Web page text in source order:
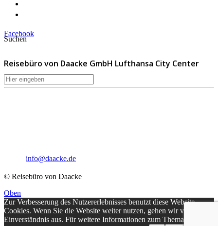
Suchen
Facebook
Reisebüro von Daacke GmbH Lufthansa City Center
info@daacke.de
© Reisebüro von Daacke
Oben
Zur Verbesserung des Nutzererlebnisses benutzt diese Website
Cookies. Wenn Sie die Website weiter nutzen, gehen wir von Ihrem
Einverständnis aus. Für weitere Informationen zum Thema Cookies